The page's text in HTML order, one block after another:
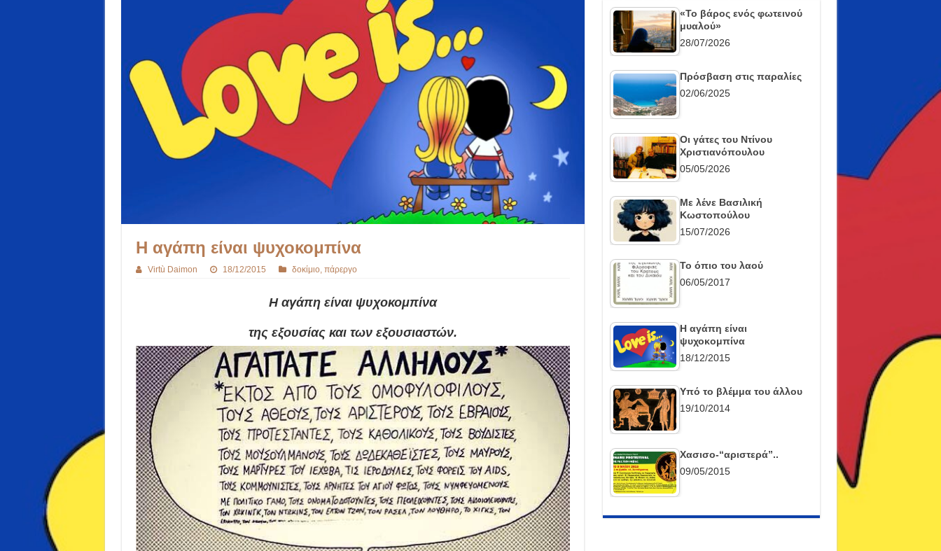
Η αγάπη είναι ψυχοκομπίνα
Virtù Daimon 18/12/2015 δοκίμιο, πάρεργο
Η αγάπη είναι ψυχοκομπίνα
της εξουσίας και των εξουσιαστών.
«Το βάρος ενός φωτεινού
μυαλού»
28/07/2026
Πρόσβαση στις παραλίες
02/06/2025
Οι γάτες του Ντίνου
Χριστιανόπουλου
05/05/2026
Με λένε Βασιλική
Κωστοπούλου
15/07/2026
Το όπιο του λαού
06/05/2017
Η αγάπη είναι
ψυχοκομπίνα
18/12/2015
Υπό το βλέμμα του άλλου
19/10/2014
Χασισο-“αριστερά”..
09/05/2015